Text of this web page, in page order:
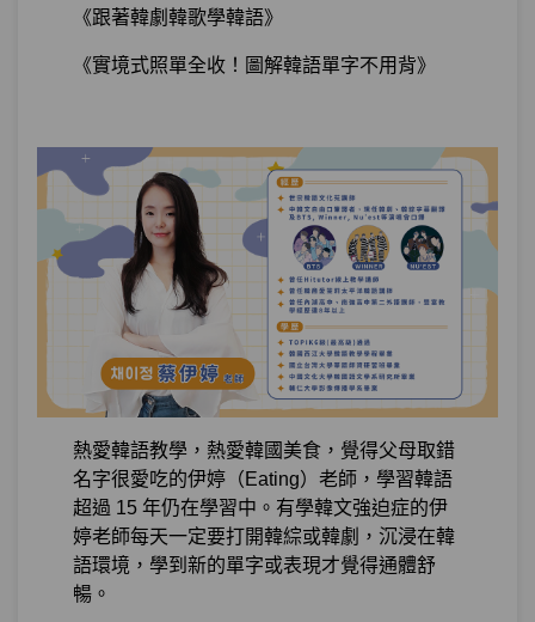
《跟著韓劇韓歌學韓語》
《實境式照單全收！圖解韓語單字不用背》
熱愛韓語教學，熱愛韓國美食，覺得父母取錯
名字很愛吃的伊婷（Eating）老師，學習韓語
超過 15 年仍在學習中。有學韓文強迫症的伊
婷老師每天一定要打開韓綜或韓劇，沉浸在韓
語環境，學到新的單字或表現才覺得通體舒
暢。